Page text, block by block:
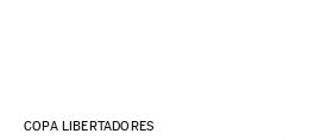
COPA LIBERTADORES